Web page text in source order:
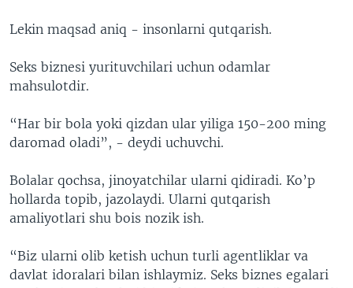
Lekin maqsad aniq - insonlarni qutqarish.
Seks biznesi yurituvchilari uchun odamlar
mahsulotdir.
“Har bir bola yoki qizdan ular yiliga 150-200 ming
daromad oladi”, - deydi uchuvchi.
Bolalar qochsa, jinoyatchilar ularni qidiradi. Ko’p
hollarda topib, jazolaydi. Ularni qutqarish
amaliyotlari shu bois nozik ish.
“Biz ularni olib ketish uchun turli agentliklar va
davlat idoralari bilan ishlaymiz. Seks biznes egalari